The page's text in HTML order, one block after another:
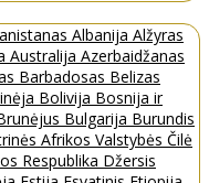
Albanija Alžyras
Australija Azerbaidžanas
Barbadosas Belizas
Bolivija Bosnija ir
Bulgarija Burundis
Afrikos Valstybės Čilė
Respublika Džersis